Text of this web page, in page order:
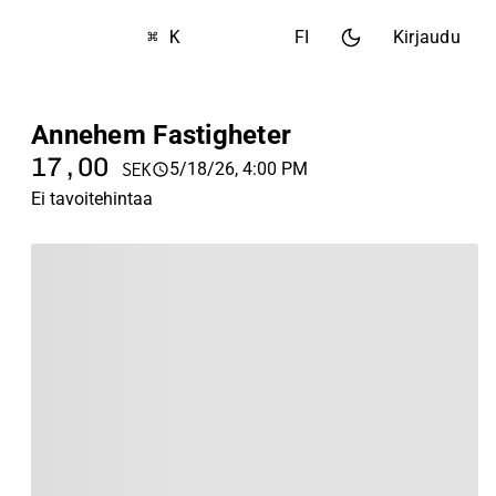
⌘ K FI Kirjaudu
Annehem Fastigheter
17,00 SEK
5/18/26, 4:00 PM
Ei tavoitehintaa